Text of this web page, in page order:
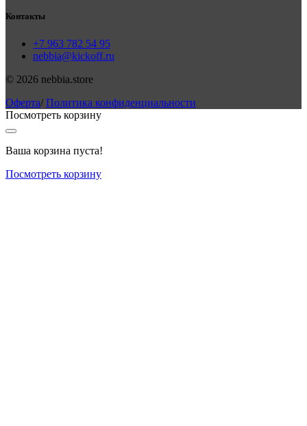
Контакты
+7 963 782 54 95
nebbia@kickoff.ru
© 2026 nebbia.store
Оферта/ Политика конфиденциальности
Посмотреть корзину
Ваша корзина пуста!
Посмотреть корзину